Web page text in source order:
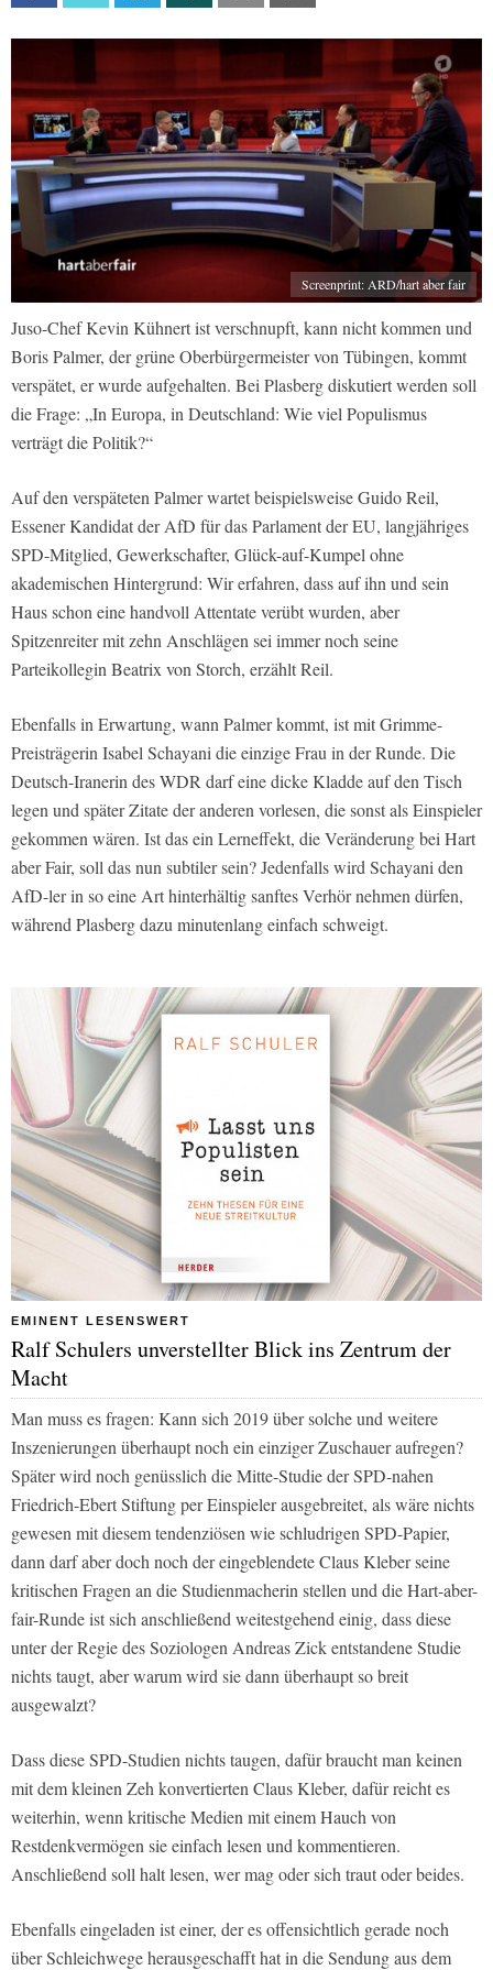
Screenprint: ARD/hart aber fair
Juso-Chef Kevin Kühnert ist verschnupft, kann nicht kommen und
Boris Palmer, der grüne Oberbürgermeister von Tübingen, kommt
verspätet, er wurde aufgehalten. Bei Plasberg diskutiert werden soll
die Frage: „In Europa, in Deutschland: Wie viel Populismus
verträgt die Politik?“
Auf den verspäteten Palmer wartet beispielsweise Guido Reil,
Essener Kandidat der AfD für das Parlament der EU, langjähriges
SPD-Mitglied, Gewerkschafter, Glück-auf-Kumpel ohne
akademischen Hintergrund: Wir erfahren, dass auf ihn und sein
Haus schon eine handvoll Attentate verübt wurden, aber
Spitzenreiter mit zehn Anschlägen sei immer noch seine
Parteikollegin Beatrix von Storch, erzählt Reil.
Ebenfalls in Erwartung, wann Palmer kommt, ist mit Grimme-
Preisträgerin Isabel Schayani die einzige Frau in der Runde. Die
Deutsch-Iranerin des WDR darf eine dicke Kladde auf den Tisch
legen und später Zitate der anderen vorlesen, die sonst als Einspieler
gekommen wären. Ist das ein Lerneffekt, die Veränderung bei Hart
aber Fair, soll das nun subtiler sein? Jedenfalls wird Schayani den
AfD-ler in so eine Art hinterhältig sanftes Verhör nehmen dürfen,
während Plasberg dazu minutenlang einfach schweigt.
EMINENT LESENSWERT
Ralf Schulers unverstellter Blick ins Zentrum der
Macht
Man muss es fragen: Kann sich 2019 über solche und weitere
Inszenierungen überhaupt noch ein einziger Zuschauer aufregen?
Später wird noch genüsslich die Mitte-Studie der SPD-nahen
Friedrich-Ebert Stiftung per Einspieler ausgebreitet, als wäre nichts
gewesen mit diesem tendenziösen wie schludrigen SPD-Papier,
dann darf aber doch noch der eingeblendete Claus Kleber seine
kritischen Fragen an die Studienmacherin stellen und die Hart-aber-
fair-Runde ist sich anschließend weitestgehend einig, dass diese
unter der Regie des Soziologen Andreas Zick entstandene Studie
nichts taugt, aber warum wird sie dann überhaupt so breit
ausgewalzt?
Dass diese SPD-Studien nichts taugen, dafür braucht man keinen
mit dem kleinen Zeh konvertierten Claus Kleber, dafür reicht es
weiterhin, wenn kritische Medien mit einem Hauch von
Restdenkvermögen sie einfach lesen und kommentieren.
Anschließend soll halt lesen, wer mag oder sich traut oder beides.
Ebenfalls eingeladen ist einer, der es offensichtlich gerade noch
über Schleichwege herausgeschafft hat in die Sendung aus dem